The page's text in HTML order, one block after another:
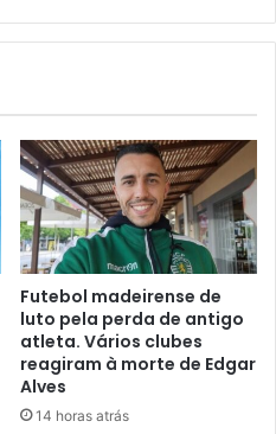
Futebol madeirense de
luto pela perda de antigo
atleta. Vários clubes
reagiram à morte de Edgar
Alves
14 horas atrás